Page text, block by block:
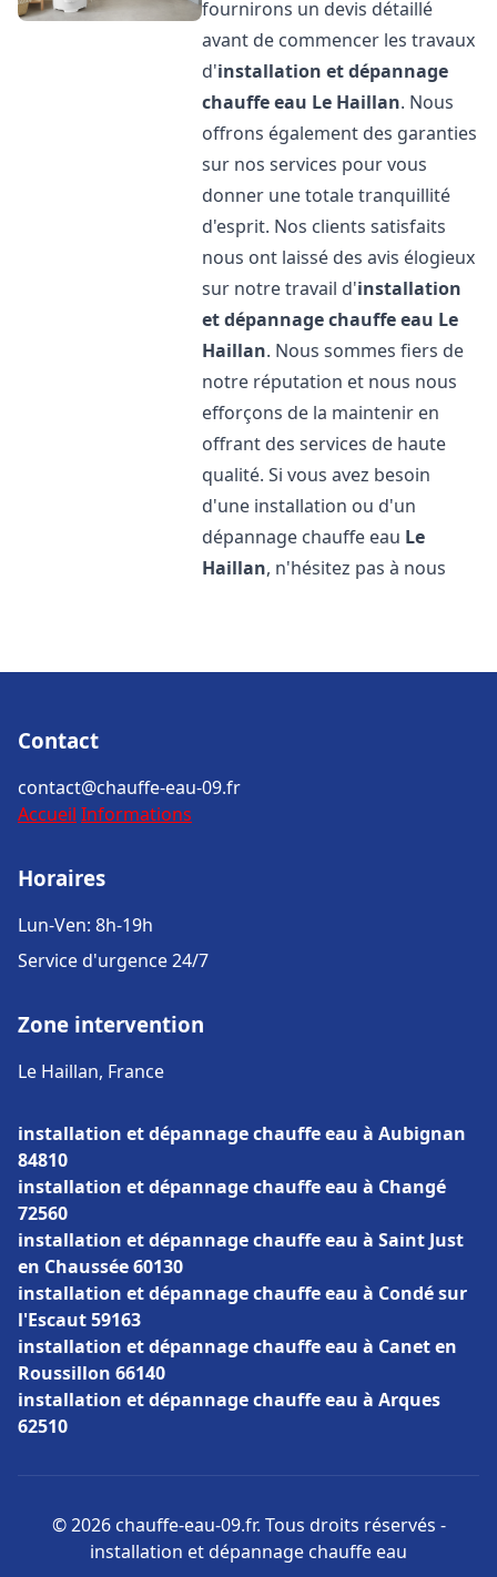
fournirons un devis détaillé
avant de commencer les travaux
d'installation et dépannage
chauffe eau Le Haillan. Nous
offrons également des garanties
sur nos services pour vous
donner une totale tranquillité
d'esprit. Nos clients satisfaits
nous ont laissé des avis élogieux
sur notre travail d'installation
et dépannage chauffe eau Le
Haillan. Nous sommes fiers de
notre réputation et nous nous
efforçons de la maintenir en
offrant des services de haute
qualité. Si vous avez besoin
d'une installation ou d'un
dépannage chauffe eau Le
Haillan, n'hésitez pas à nous
Contact
contact@chauffe-eau-09.fr
Accueil Informations
Horaires
Lun-Ven: 8h-19h
Service d'urgence 24/7
Zone intervention
Le Haillan, France
installation et dépannage chauffe eau à Aubignan
84810
installation et dépannage chauffe eau à Changé
72560
installation et dépannage chauffe eau à Saint Just
en Chaussée 60130
installation et dépannage chauffe eau à Condé sur
l'Escaut 59163
installation et dépannage chauffe eau à Canet en
Roussillon 66140
installation et dépannage chauffe eau à Arques
62510
© 2026 chauffe-eau-09.fr. Tous droits réservés -
installation et dépannage chauffe eau